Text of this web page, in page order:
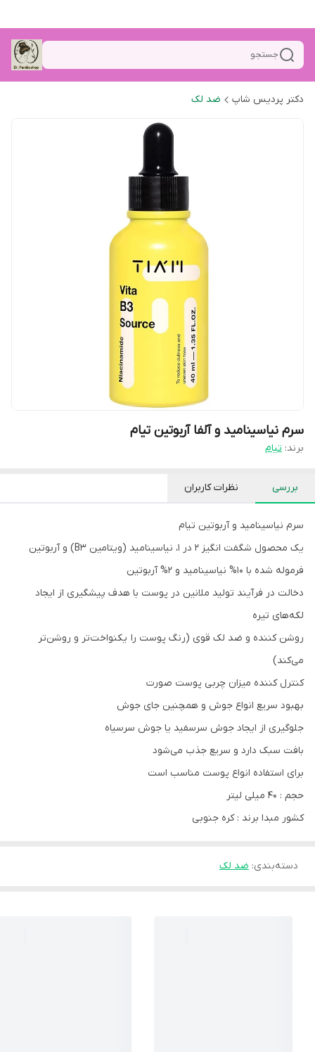
جستجو
دکتر پردیس شاپ ضد لک
سرم نیاسینامید و آلفا آربوتین تیام
برند: تیام
بررسی نظرات کاربران
سرم نیاسینامید و آربوتین تیام
یک محصول شگفت انگیز 2 در 1، نیاسینامید (ویتامین B3) و آربوتین
فرموله شده با 10% نیاسینامید و 2% آربوتین
دخالت در فرآیند تولید ملانین در پوست با هدف پیشگیری از ایجاد
لکه‌های تیره
روشن کننده و ضد لک قوی (رنگ پوست را یکنواخت‌تر و روشن‌تر
می‌کند)
کنترل کننده میزان چربی پوست صورت
بهبود سریع انواع جوش و همچنین جای جوش
جلوگیری از ایجاد جوش سرسفید یا جوش سرسیاه
بافت سبک دارد و سریع جذب می‌شود
برای استفاده انواع پوست مناسب است
حجم : 40 میلی لیتر
کشور مبدا برند : کره جنوبی
دسته‌بندی: ضد لک